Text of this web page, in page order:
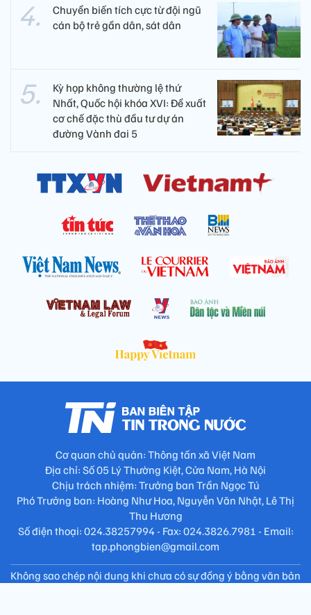
Chuyển biến tích cực từ đội ngũ
cán bộ trẻ gần dân, sát dân
Kỳ họp không thường lệ thứ
Nhất, Quốc hội khóa XVI: Đề xuất
cơ chế đặc thù đầu tư dự án
đường Vành đai 5
Cơ quan chủ quản: Thông tấn xã Việt Nam
Địa chỉ: Số 05 Lý Thường Kiệt, Cửa Nam, Hà Nội
Chịu trách nhiệm: Trưởng ban Trần Ngọc Tú
Phó Trưởng ban: Hoàng Như Hoa, Nguyễn Văn Nhật, Lê Thị
Thu Hương
Số điện thoại: 024.38257994 - Fax: 024.3826.7981 - Email:
tap.phongbien@gmail.com
Không sao chép nội dung khi chưa có sự đồng ý bằng văn bản